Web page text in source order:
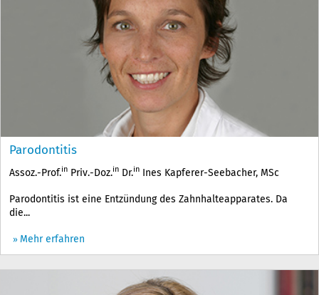
Parodontitis
Assoz.-Prof.in Priv.-Doz.in Dr.in Ines Kapferer-Seebacher, MSc
Parodontitis ist eine Entzündung des Zahnhalteapparates. Da
die...
Mehr erfahren